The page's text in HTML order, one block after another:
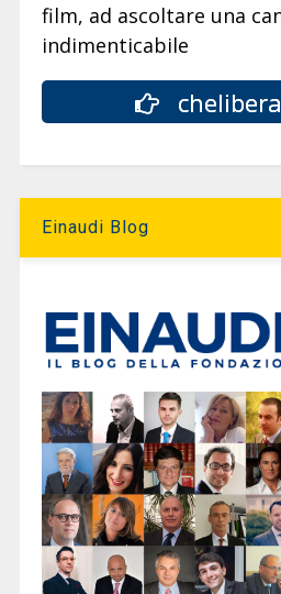
film, ad ascoltare una
indimenticabile
Einaudi Blog